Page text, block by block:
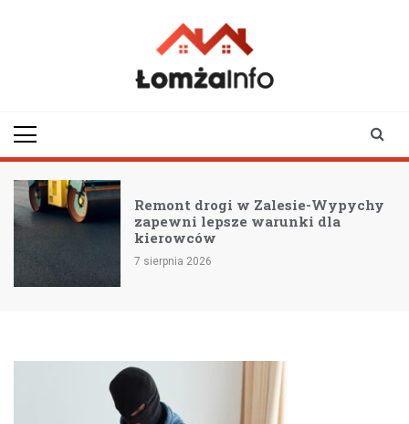
Remont drogi w Zalesie-Wypychy
zapewni lepsze warunki dla
kierowców
7 sierpnia 2026